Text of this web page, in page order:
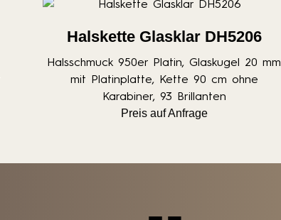
Halskette Glasklar DH5206
Halsschmuck 950er Platin, Glaskugel 20 mm
mit Platinplatte, Kette 90 cm ohne
Karabiner, 93 Brillanten
Preis auf Anfrage